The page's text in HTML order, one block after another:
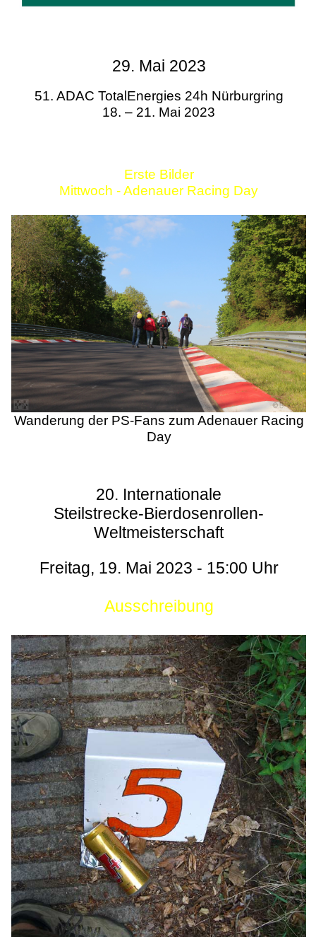
29. Mai 2023
51. ADAC TotalEnergies 24h Nürburgring
18. – 21. Mai 2023
Erste Bilder
Mittwoch - Adenauer Racing Day
Wanderung der PS-Fans zum Adenauer Racing
Day
20. Internationale
Steilstrecke-Bierdosenrollen-
Weltmeisterschaft
Freitag, 19. Mai 2023 - 15:00 Uhr
Ausschreibung